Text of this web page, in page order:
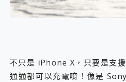
不只是 iPhone X，只要是支
通通都可以充電唷！像是